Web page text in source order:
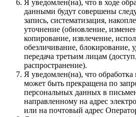
Я уведомлен(на), что в ходе
данными будут совершены
запись, систематизация,
уточнение (обновление,
копирование, извлечение,
обезличивание, блокирование,
передача третьим лицам
распространение).
Я уведомлен(на), что
может быть прекращена по
персональных данных в
направленному на адрес
или на почтовый адрес